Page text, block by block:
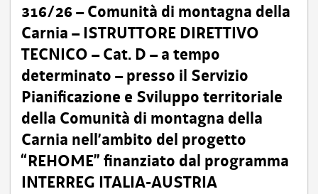
316/26 – Comunità di montagna della
Carnia – ISTRUTTORE DIRETTIVO
TECNICO – Cat. D – a tempo
determinato – presso il Servizio
Pianificazione e Sviluppo territoriale
della Comunità di montagna della
Carnia nell’ambito del progetto
“REHOME” finanziato dal programma
INTERREG ITALIA-AUSTRIA